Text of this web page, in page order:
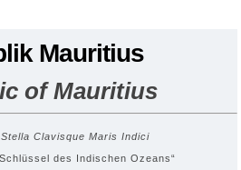
Mauritius
of Mauritius
Stella Clavisque Maris Indici
des Indischen Ozeans“